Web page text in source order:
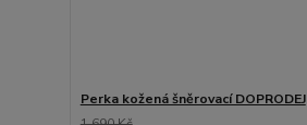
Perka kožená šněrovací DOPRODEJ